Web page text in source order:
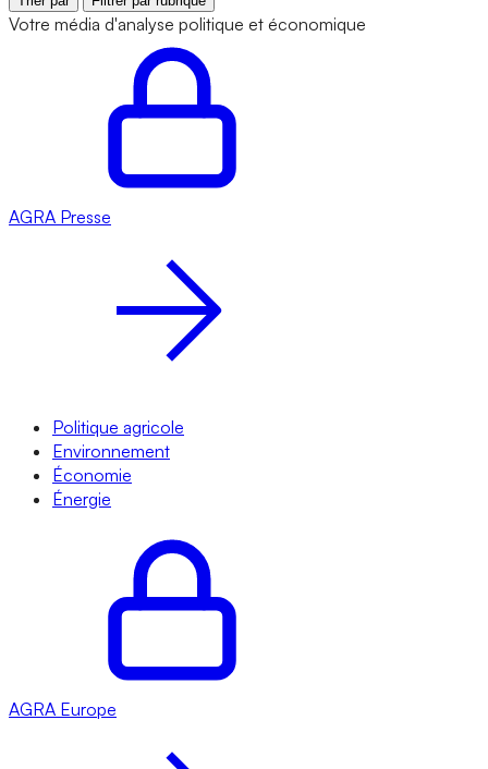
Votre média d'analyse politique et économique
AGRA Presse
Politique agricole
Environnement
Économie
Énergie
AGRA Europe